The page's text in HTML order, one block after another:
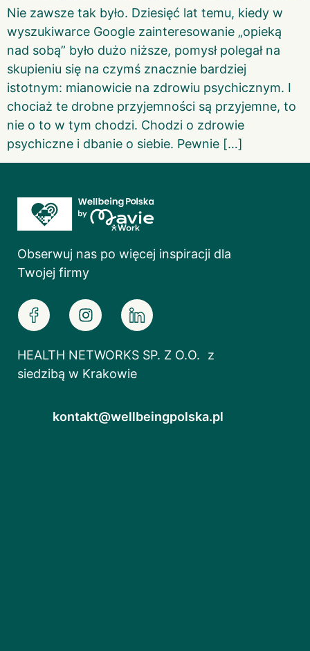
Nie zawsze tak było. Dziesięć lat temu, kiedy w
wyszukiwarce Google zainteresowanie „opieką
nad sobą” było dużo niższe, pomysł polegał na
skupieniu się na czymś znacznie bardziej
istotnym: mianowicie na zdrowiu psychicznym. I
chociaż te drobne przyjemności są przyjemne, to
nie o to w tym chodzi. Chodzi o zdrowie
psychiczne i dbanie o siebie. Pewnie […]
Obserwuj nas po więcej inspiracji dla
Twojej firmy
HEALTH NETWORKS SP. Z O.O. z
siedzibą w Krakowie
kontakt@wellbeingpolska.pl